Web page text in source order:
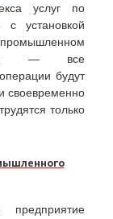
услуг по
установкой
— все
будут
своевременно
только